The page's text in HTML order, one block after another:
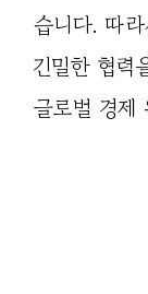
습니다. 따
긴밀한 협력
글로벌 경제